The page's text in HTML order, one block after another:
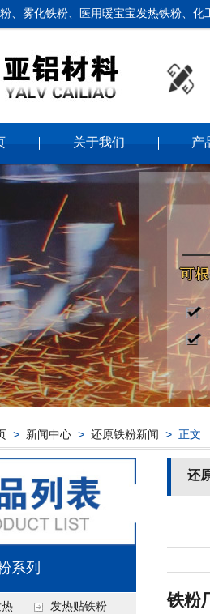
、雾化铁粉、医用暖宝宝发热铁粉、化
关于我们 产
> 新闻中心 > 还原铁粉新闻 > 正文
系列
发热贴铁粉
还
铁粉